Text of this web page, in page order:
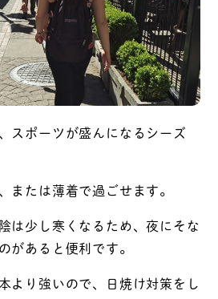
スポーツが盛んになるシーズ
または薄着で過ごせます。
は少し寒くなるため、夜にそな
があると便利です。
より強いので、日焼け対策をし